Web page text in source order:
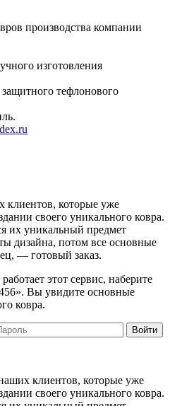
производства компании
изготовления
тефлонового
клиентов, которые уже
своего уникального ковра.
их уникальный предмет
дизайна, потом все основные
— готовый заказ.
этот сервис, наберите
Вы увидите основные
ковра.
клиентов, которые уже
своего уникального ковра.